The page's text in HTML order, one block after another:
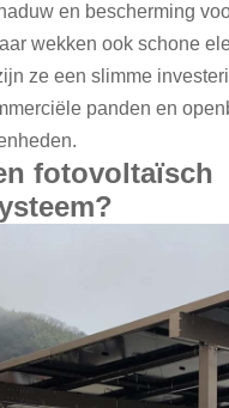
한국의
en bescherming
wekken ook schone
ze een slimme
panden en
fotovoltaïsch